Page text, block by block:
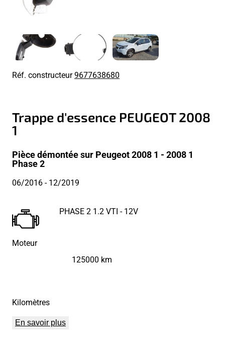
Réf. constructeur9677638680
Trappe d'essence PEUGEOT 2008
1
Pièce démontée sur Peugeot 2008 1 - 2008 1
Phase 2
06/2016- 12/2019
Moteur
PHASE 2 1.2 VTI - 12V
Kilomètres
125000 km
En savoir plus